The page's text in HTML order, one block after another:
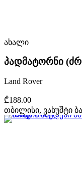
ახალი
პადმატორნი
Land Rover
₾188.00
თბილისი, ვახუშტი